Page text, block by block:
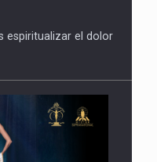
espiritualizar el dolor